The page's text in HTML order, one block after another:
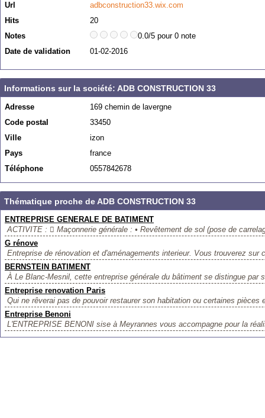
Url
adbconstruction33.wix.com
Hits
20
Notes
0.0/5 pour 0 note
Date de validation
01-02-2016
Informations sur la société: ADB CONSTRUCTION 33
Adresse
169 chemin de lavergne
Code postal
33450
Ville
izon
Pays
france
Téléphone
0557842678
Thématique proche de ADB CONSTRUCTION 33
ENTREPRISE GENERALE DE BATIMENT
ACTIVITE :  Maçonnerie générale : • Revêtement de sol (pose de
G rénove
Entreprise de rénovation et d'aménagements interieur. Vous trouverez sur
BERNSTEIN BATIMENT
À Le Blanc-Mesnil, cette entreprise générale du bâtiment se distingue par
Entreprise renovation Paris
Qui ne rêverai pas de pouvoir restaurer son habitation ou certaines pièces
Entreprise Benoni
L'ENTREPRISE BENONI sise à Meyrannes vous accompagne pour la